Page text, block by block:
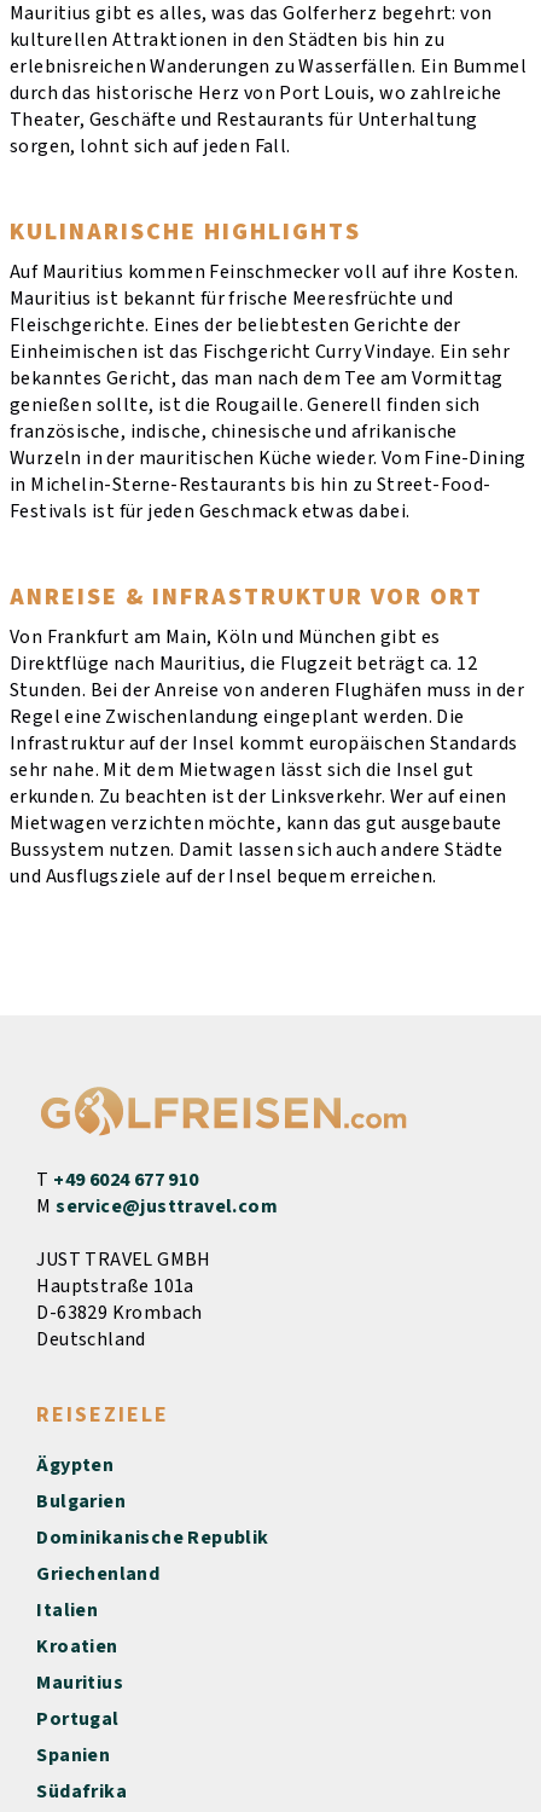
Mauritius gibt es alles, was das Golferherz begehrt: von
kulturellen Attraktionen in den Städten bis hin zu
erlebnisreichen Wanderungen zu Wasserfällen. Ein Bummel
durch das historische Herz von Port Louis, wo zahlreiche
Theater, Geschäfte und Restaurants für Unterhaltung
sorgen, lohnt sich auf jeden Fall.
KULINARISCHE HIGHLIGHTS
Auf Mauritius kommen Feinschmecker voll auf ihre Kosten.
Mauritius ist bekannt für frische Meeresfrüchte und
Fleischgerichte. Eines der beliebtesten Gerichte der
Einheimischen ist das Fischgericht Curry Vindaye. Ein sehr
bekanntes Gericht, das man nach dem Tee am Vormittag
genießen sollte, ist die Rougaille. Generell finden sich
französische, indische, chinesische und afrikanische
Wurzeln in der mauritischen Küche wieder. Vom Fine-Dining
in Michelin-Sterne-Restaurants bis hin zu Street-Food-
Festivals ist für jeden Geschmack etwas dabei.
ANREISE & INFRASTRUKTUR VOR ORT
Von Frankfurt am Main, Köln und München gibt es
Direktflüge nach Mauritius, die Flugzeit beträgt ca. 12
Stunden. Bei der Anreise von anderen Flughäfen muss in der
Regel eine Zwischenlandung eingeplant werden. Die
Infrastruktur auf der Insel kommt europäischen Standards
sehr nahe. Mit dem Mietwagen lässt sich die Insel gut
erkunden. Zu beachten ist der Linksverkehr. Wer auf einen
Mietwagen verzichten möchte, kann das gut ausgebaute
Bussystem nutzen. Damit lassen sich auch andere Städte
und Ausflugsziele auf der Insel bequem erreichen.
T +49 6024 677 910
Mservice@justtravel.com
JUST TRAVEL GMBH
Hauptstraße 101a
D-63829 Krombach
Deutschland
REISEZIELE
Ägypten
Bulgarien
Dominikanische Republik
Griechenland
Italien
Kroatien
Mauritius
Portugal
Spanien
Südafrika